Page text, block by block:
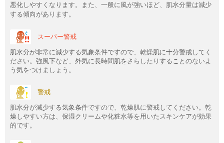
悪化しやすくなります。また、一般に風が強いほど、肌水分量は減少
する傾向があります。
スーパー警戒
肌水分が非常に減少する気象条件ですので、乾燥肌に十分警戒してく
ださい。強風下など、外気に長時間肌をさらしたりすることのないよ
う気をつけましょう。
警戒
肌水分が減少する気象条件ですので、乾燥肌に警戒してください。乾
燥しやすい方は、保湿クリームや化粧水等を用いたスキンケアが効果
的です。